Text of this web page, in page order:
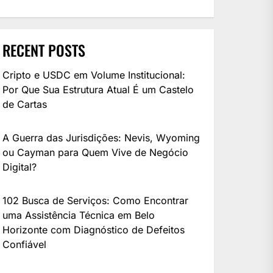
RECENT POSTS
Cripto e USDC em Volume Institucional:
Por Que Sua Estrutura Atual É um Castelo
de Cartas
A Guerra das Jurisdições: Nevis, Wyoming
ou Cayman para Quem Vive de Negócio
Digital?
102 Busca de Serviços: Como Encontrar
uma Assistência Técnica em Belo
Horizonte com Diagnóstico de Defeitos
Confiável